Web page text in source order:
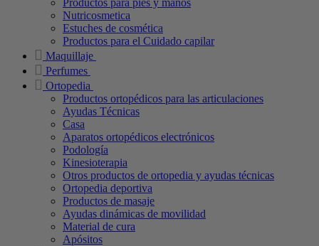
Nutricosmetica
Estuches de cosmética
Productos para el Cuidado capilar
Maquillaje
Perfumes
Ortopedia
Productos ortopédicos para las articulaciones
Ayudas Técnicas
Casa
Aparatos ortopédicos electrónicos
Podología
Kinesioterapia
Otros productos de ortopedia y ayudas técnicas
Ortopedia deportiva
Productos de masaje
Ayudas dinámicas de movilidad
Material de cura
Apósitos